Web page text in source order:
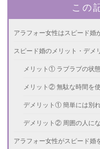
この
アラフォー女性はスピード婚
スピード婚のメリット・デメ
メリット① ラブラブの状
メリット② 無駄な時間を
デメリット① 簡単には別
デメリット② 周囲の人に
アラフォー女性がスピード婚